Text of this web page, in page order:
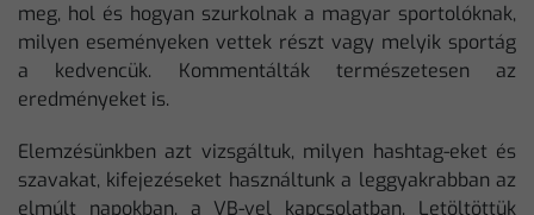
meg, hol és hogyan szurkolnak a magyar sportolóknak,
milyen eseményeken vettek részt vagy melyik sportág
a kedvencük. Kommentálták természetesen az
eredményeket is.
Elemzésünkben azt vizsgáltuk, milyen hashtag-eket és
szavakat, kifejezéseket használtunk a leggyakrabban az
elmúlt napokban, a VB-vel kapcsolatban. Letöltöttük